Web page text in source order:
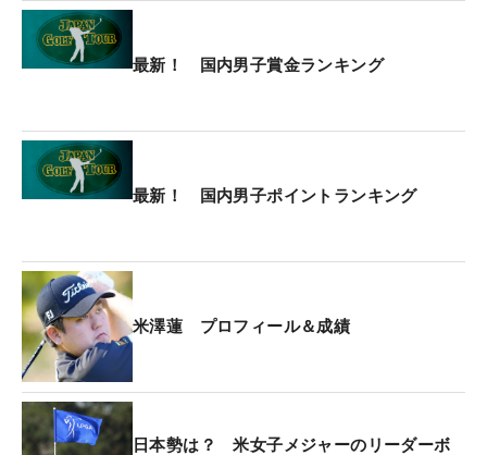
バックナインでも12番から連続バーディを奪った
が、17番ではティショットを右に曲げて、難しいラ
イに行くなどしてボギーを喫した。そのときの心境
さらに、米澤が17番でパーパットを打つ前に18番か
ら「ナイスバーディ！ とすごい歓声が聞こえてき
と並んだ。迎えた最終18番パー4では、2打目が左の
エッジで止まり、ピンまで約8メートル下りから2パ
ットのパー。そしてプレーオフへともつれ込んだ。
1ホール目でヨンハンが先にバーディパットを外す
と、米澤は1.2メートルを沈めて決着をつけた。グリ
最新！ 国内男子賞金ランキング
最新！ 国内男子ポイントランキング
米澤蓮 プロフィール＆成績
日本勢は？ 米女子メジャーのリーダーボ